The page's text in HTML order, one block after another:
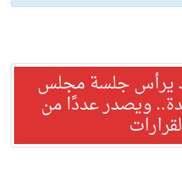
يرأس جلسة مجلس
ويصدر عددًا من